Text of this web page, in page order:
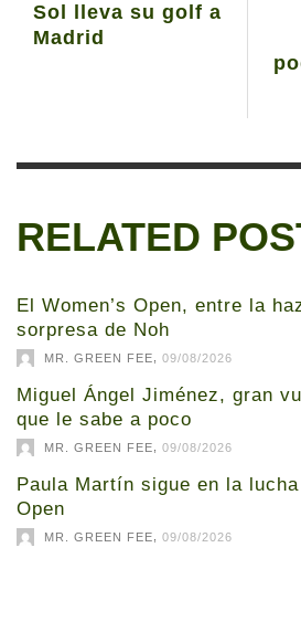
Sol lleva su golf a
Madrid
RELATED
El Women’s Open, entre la
sorpresa de Noh
MR. GREEN FEE 09/08/2026
Miguel Ángel Jiménez, gran
que le sabe a poco
MR. GREEN FEE 09/08/2026
Paula Martín sigue en la lucha
Open
MR. GREEN FEE 09/08/2026